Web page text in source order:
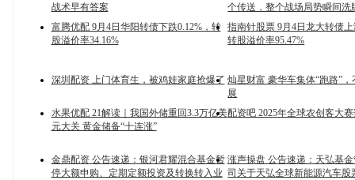
战术早有答案
个传送，整个战场局势瞬间洗
富腾优配 9月4日华阳转债下跌0.12%，转
股溢价率34.16%
指南针股票 9月4日龙大转债上
转股溢价率95.47%
深圳配资 上门体育生，被鸡娃家庭抢爆了 灿星财富 豪华车集体“跑路”
展
水果优配 21解读｜我国外储重回3.3万亿美
元大关 黄金储备“十连涨”
配资吧 2025年全球农创客大
金鼎配资 公告速递：银河君耀混合基金暂
停大额申购、定期定额投资及转换转入业
涨声操盘 公告速递：天弘基
司关于天弘全球新能源汽车股